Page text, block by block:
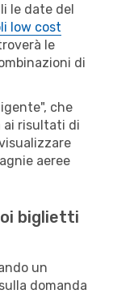
le date del
low cost
le
di
che
ai risultati di
aeree
biglietti
un
domanda